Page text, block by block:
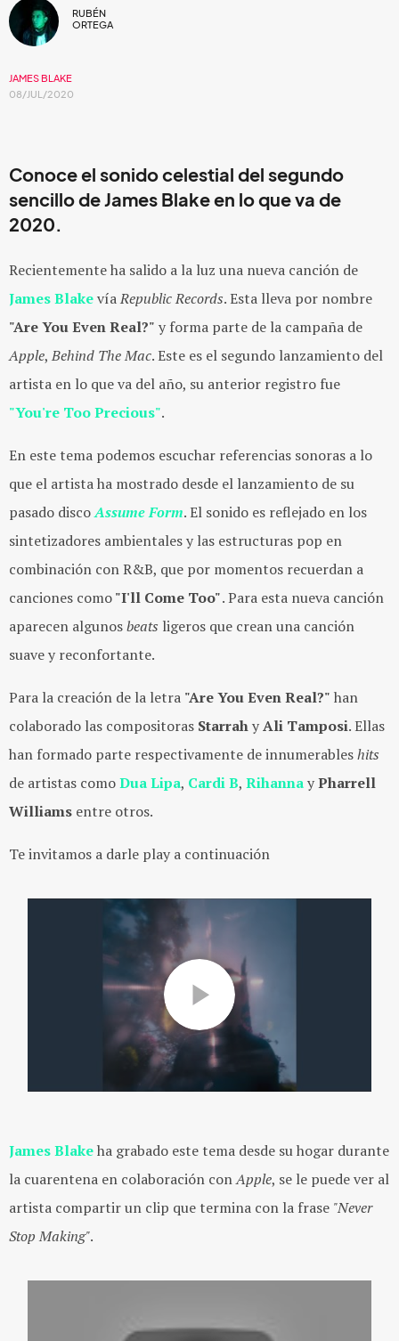
RUBÉN
ORTEGA
JAMES BLAKE
08/JUL/2020
Conoce el sonido celestial del segundo
sencillo de James Blake en lo que va de
2020.
Recientemente ha salido a la luz una nueva canción de
James BlakevíaRepublic Records. Esta lleva por nombre
"Are You Even Real?" y forma parte de la campaña de
Apple, Behind The Mac. Este es el segundo lanzamiento del
artista en lo que va del año, su anterior registro fue
"You're Too Precious".
En este tema podemos escuchar referencias sonoras a lo
que el artista ha mostrado desde el lanzamiento de su
pasado discoAssume Form. El sonido es reflejado en los
sintetizadores ambientales y las estructuras pop en
combinación con R&B, que por momentos recuerdan a
canciones como"I'll Come Too". Para esta nueva canción
aparecen algunosbeats ligeros que crean una canción
suave y reconfortante.
Para la creación de la letra "Are You Even Real?" han
colaborado las compositoras StarrahyAli Tamposi. Ellas
han formado parte respectivamente de innumerableshits
de artistas comoDua Lipa, Cardi B, RihannayPharrell
Williams entre otros.
Te invitamos a darle play a continuación
James Blakeha grabado este tema desde su hogar durante
la cuarentena en colaboración conApple, se le puede ver al
artista compartir un clip que termina con la frase "Never
Stop Making".